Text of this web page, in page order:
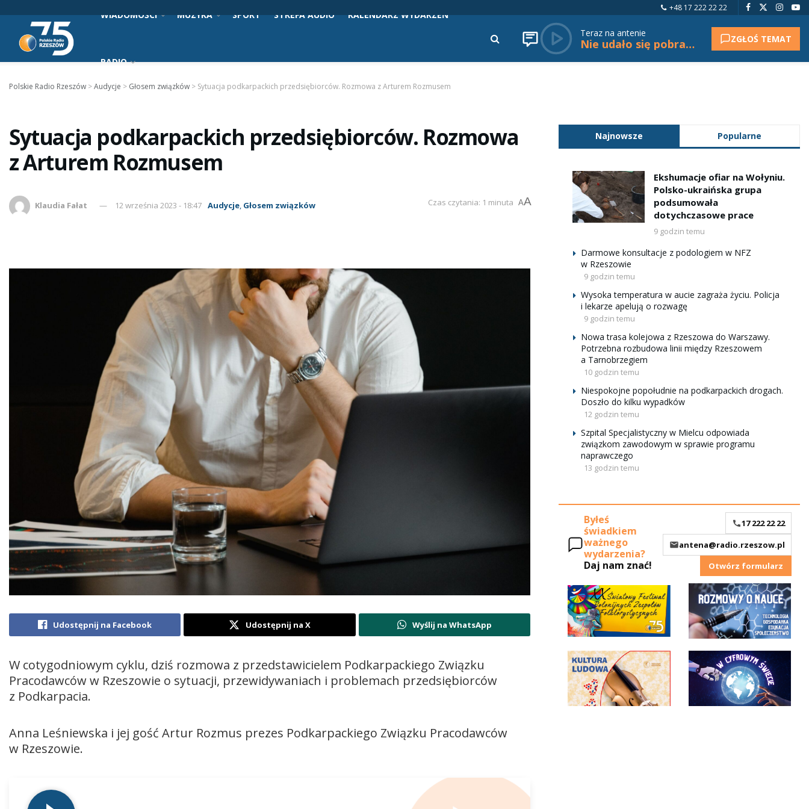
+48 17 222 22 22
WIADOMOŚCI MUZYKA SPORT STREFA AUDIO KALENDARZ WYDARZEŃ
RADIO
Teraz na antenie
Nie udało się pobrać tytułu. ZGŁOŚ TEMAT
Polskie Radio Rzeszów >Audycje > Głosem związków > Sytuacja podkarpackich przedsiębiorców. Rozmowa z Arturem Rozmusem
Sytuacja podkarpackich przedsiębiorców. Rozmowa
z Arturem Rozmusem
Klaudia Fałat 12 września 2023 - 18:47 Audycje, Głosem związków Czas czytania: 1 minuta AA
Udostępnij na Facebook Udostępnij na X Wyślij na WhatsApp
W cotygodniowym cyklu, dziś rozmowa z przedstawicielem Podkarpackiego Związku
Pracodawców w Rzeszowie o sytuacji, przewidywaniach i problemach przedsiębiorców
z Podkarpacia.
Anna Leśniewska i jej gość Artur Rozmus prezes Podkarpackiego Związku Pracodawców
w Rzeszowie.
plików
Najnowsze Popularne
Ekshumacje ofiar na Wołyniu.
Polsko-ukraińska grupa
podsumowała
dotychczasowe prace
9 godzin temu
Darmowe konsultacje z podologiem w NFZ
w Rzeszowie
9 godzin temu
Wysoka temperatura w aucie zagraża życiu. Policja
i lekarze apelują o rozwagę
9 godzin temu
Nowa trasa kolejowa z Rzeszowa do Warszawy.
Potrzebna rozbudowa linii między Rzeszowem
a Tarnobrzegiem
10 godzin temu
Niespokojne popołudnie na podkarpackich drogach.
Doszło do kilku wypadków
12 godzin temu
Szpital Specjalistyczny w Mielcu odpowiada
związkom zawodowym w sprawie programu
naprawczego
13 godzin temu
Byłeś
świadkiem
ważnego
wydarzenia?
Daj nam znać!
17 222 22 22
antena@radio.rzeszow.pl
Otwórz formularz